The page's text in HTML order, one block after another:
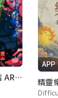
圓山月夜-羊群的失控｜圓山飯店 ARG實境解謎遊戲
APP
精靈